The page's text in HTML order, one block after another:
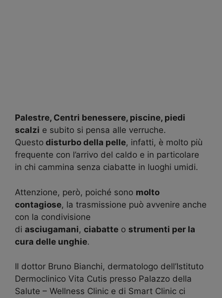
Palestre, Centri benessere, piscine, piedi
scalzi e subito si pensa alle verruche.
Questo disturbo della pelle, infatti, è molto più
frequente con l’arrivo del caldo e in particolare
in chi cammina senza ciabatte in luoghi umidi.
Attenzione, però, poiché sono molto
contagiose, la trasmissione può avvenire anche
con la condivisione
di asciugamani, ciabatte o strumenti per la
cura delle unghie.
Il dottor Bruno Bianchi, dermatologo dell’Istituto
Dermoclinico Vita Cutis presso Palazzo della
Salute – Wellness Clinic e di Smart Clinic ci